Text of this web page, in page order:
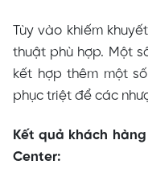
Tùy vào khiếm
thuật phù hợp. Một
kết hợp thêm một
phục triệt để các
Kết quả khách
Center: